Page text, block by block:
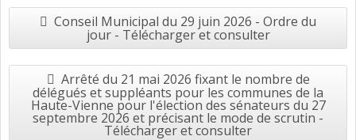
Conseil Municipal du 29 juin 2026 - Ordre du
jour - Télécharger et consulter
Arrêté du 21 mai 2026 fixant le nombre de
délégués et suppléants pour les communes de la
Haute-Vienne pour l'élection des sénateurs du 27
septembre 2026 et précisant le mode de scrutin -
Télécharger et consulter